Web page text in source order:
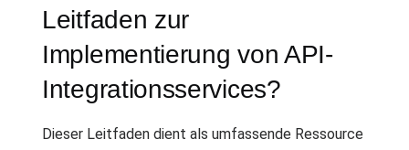
Leitfaden zur
Implementierung von API-
Integrationsservices?
Dieser Leitfaden dient als umfassende Ressource